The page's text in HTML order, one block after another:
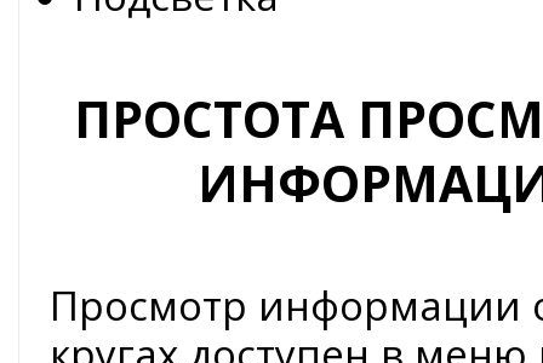
ПРОСТОТА
ИНФОРМАЦИИ
Просмотр информации